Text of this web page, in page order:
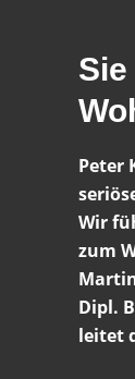
Peter
Wir
zum
Dipl.
leitet